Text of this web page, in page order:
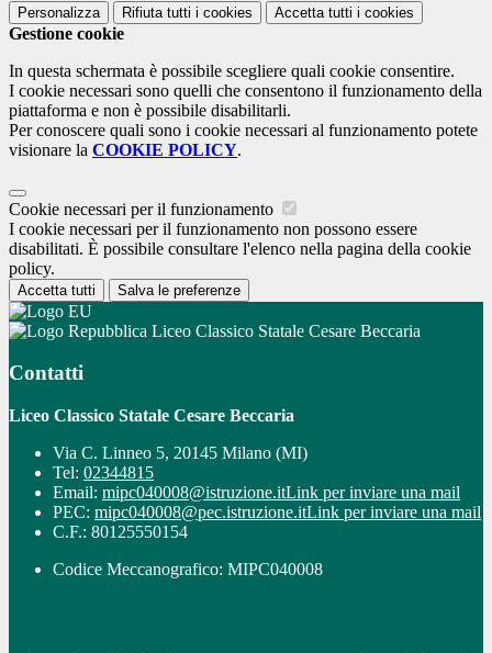
Personalizza Rifiuta tutti i cookies Accetta tutti i cookies
Gestione cookie
In questa schermata è possibile scegliere quali cookie consentire.
I cookie necessari sono quelli che consentono il funzionamento della
piattaforma e non è possibile disabilitarli.
Per conoscere quali sono i cookie necessari al funzionamento potete
visionare la COOKIE POLICY.
Cookie necessari per il funzionamento
I cookie necessari per il funzionamento non possono essere
disabilitati. È possibile consultare l'elenco nella pagina della cookie
policy.
Accetta tutti Salva le preferenze
Liceo Classico Statale Cesare Beccaria
Contatti
Liceo Classico Statale Cesare Beccaria
Via C. Linneo 5, 20145 Milano (MI)
Tel: 02344815
Email: mipc040008@istruzione.itLink per inviare una mail
PEC: mipc040008@pec.istruzione.itLink per inviare una mail
C.F.: 80125550154
Codice Meccanografico: MIPC040008